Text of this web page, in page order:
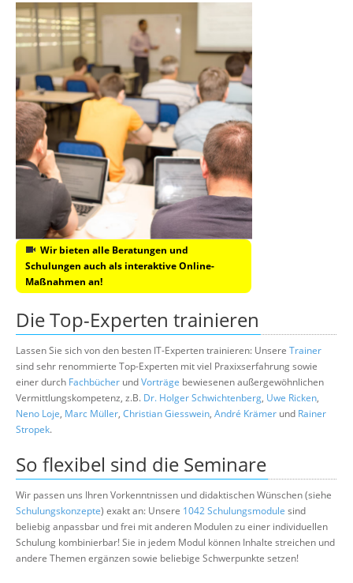
Wir bieten alle Beratungen und
Schulungen auch als interaktive Online-
Maßnahmen an!
Die Top-Experten trainieren
Lassen Sie sich von den besten IT-Experten trainieren: Unsere Trainer
sind sehr renommierte Top-Experten mit viel Praxixserfahrung sowie
einer durch Fachbücher undVorträge bewiesenen außergewöhnlichen
Vermittlungskompetenz, z.B. Dr. Holger Schwichtenberg, Uwe Ricken,
Neno Loje, Marc Müller, Christian Giesswein, André Krämer und Rainer
Stropek.
So flexibel sind die Seminare
Wir passen uns Ihren Vorkenntnissen und didaktischen Wünschen (siehe
Schulungskonzepte) exakt an: Unsere 1042 Schulungsmodule sind
beliebig anpassbar und frei mit anderen Modulen zu einer individuellen
Schulung kombinierbar! Sie in jedem Modul können Inhalte streichen und
andere Themen ergänzen sowie beliebige Schwerpunkte setzen!